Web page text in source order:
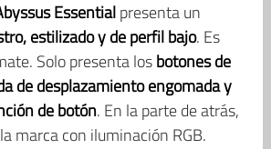
Essentialpresenta un
estilizado y de perfil bajo. Es
Solo presenta losbotones de
de desplazamientoengomada y
de botón. En la parte de atrás,
marca con iluminación RGB.